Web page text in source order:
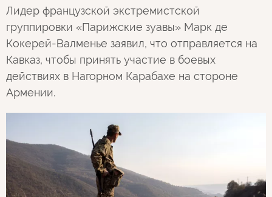
Лидер французской экстремистской
группировки «Парижские зуавы» Марк де
Кокерей-Валменье заявил, что отправляется на
Кавказ, чтобы принять участие в боевых
действиях в Нагорном Карабахе на стороне
Армении.